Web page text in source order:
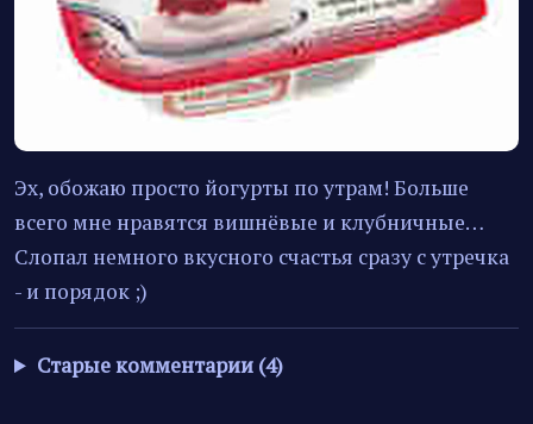
Эх, обожаю просто йогурты по утрам! Больше
всего мне нравятся вишнёвые и клубничные…
Слопал немного вкусного счастья сразу с утречка
- и порядок ;)
Старые комментарии (4)